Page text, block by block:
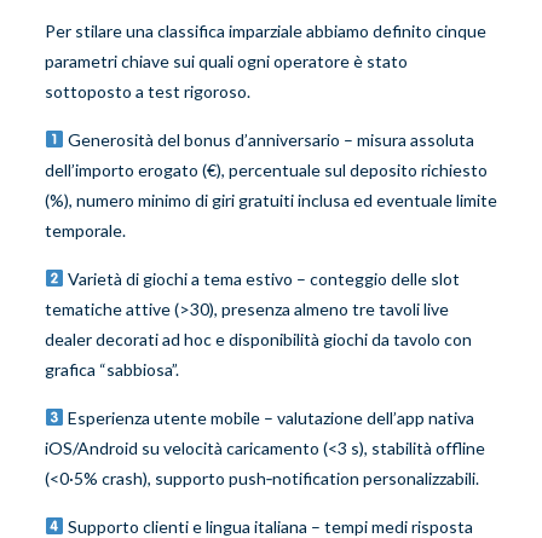
Per stilare una classifica imparziale abbiamo definito cinque
parametri chiave sui quali ogni operatore è stato
sottoposto a test rigoroso.
Generosità del bonus d’anniversario – misura assoluta
dell’importo erogato (€), percentuale sul deposito richiesto
(%), numero minimo di giri gratuiti inclusa ed eventuale limite
temporale.
Varietà di giochi a tema estivo – conteggio delle slot
tematiche attive (>30), presenza almeno tre tavoli live
dealer decorati ad hoc e disponibilità giochi da tavolo con
grafica “sabbiosa”.
Esperienza utente mobile – valutazione dell’app nativa
iOS/Android su velocità caricamento (<3 s), stabilità offline
(<0·5% crash), supporto push‑notification personalizzabili.
Supporto clienti e lingua italiana – tempi medi risposta